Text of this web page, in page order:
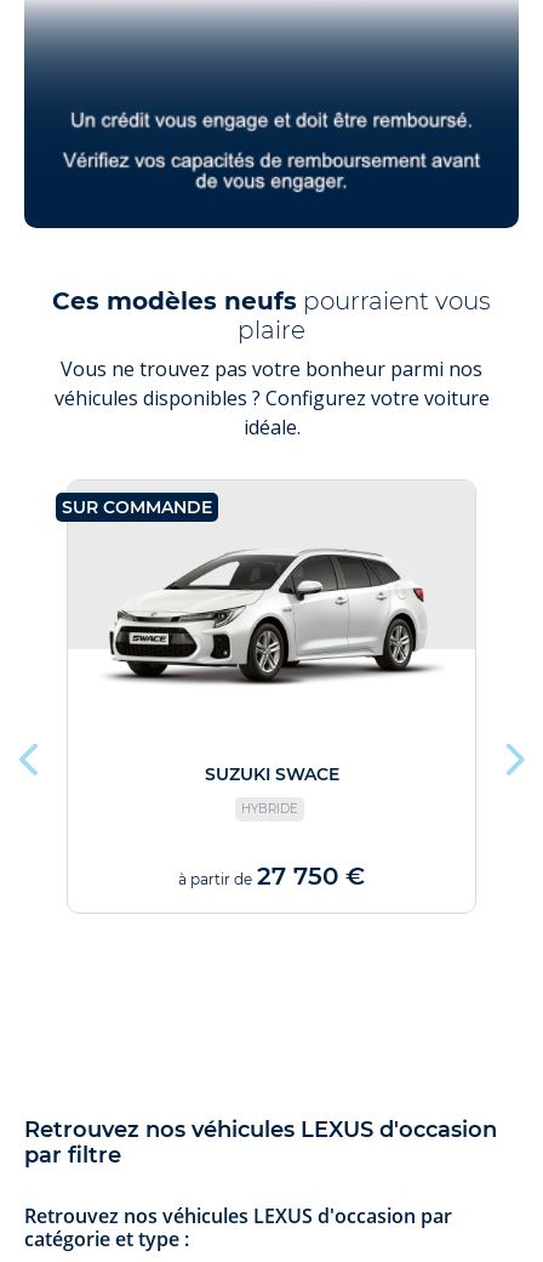
Ces modèles neufs pourraient vous
plaire
Vous ne trouvez pas votre bonheur parmi nos
véhicules disponibles ? Configurez votre voiture
idéale.
SUR COMMANDE
SUZUKI SWACE
HYBRIDE
à partir de 27 750 €
Retrouvez nos véhicules LEXUS d'occasion
par filtre
Retrouvez nos véhicules LEXUS d'occasion par
catégorie et type :